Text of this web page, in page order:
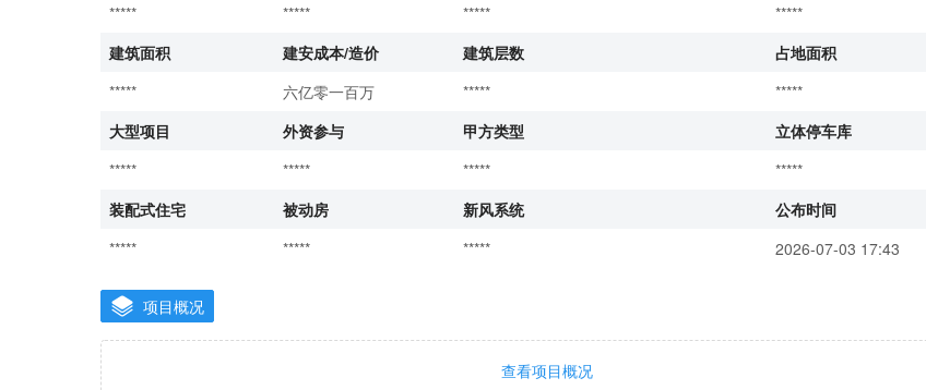
*****
***** *****
*****
建筑面积
建安成本/造价 建筑层数
占地面积
*****
六亿零一百万 *****
*****
大型项目
外资参与 甲方类型
立体停车库
*****
***** *****
*****
装配式住宅
被动房 新风系统
公布时间
*****
***** ***** 2026-07-03 17:43
项目概况
查看项目概况